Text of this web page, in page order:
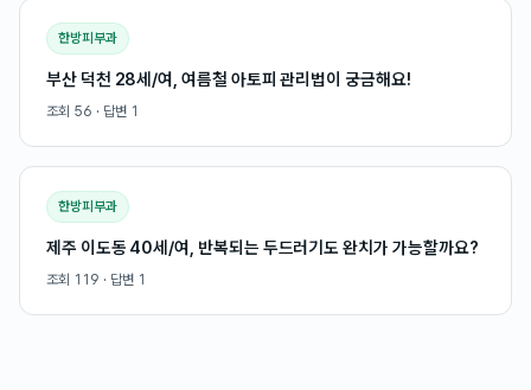
한방피부과
부산 덕천 28세/여, 여름철 아토피 관리법이 궁금해요!
조회 56 · 답변 1
한방피부과
제주 이도동 40세/여, 반복되는 두드러기도 완치가 가능할까요?
조회 119 · 답변 1